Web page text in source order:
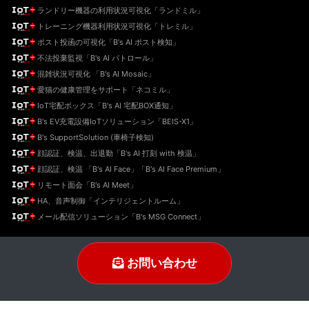
お問い合わせ
ランドリー機器の利用状況可視化「ランドミル」
トレーニング機器利用状況可視化「トレミル」
ポスト投函の可視化「B's AI ポスト検知」
不法投棄監視「B's AI パトロール」
混雑状況可視化 「B's AI Mosaic」
愛猫の健康管理をサポート「ネコミル」
IoT宅配ボックス「B's AI 宅配BOX通知」
B's EV充電設備IoTソリューション「BEIS-X1」
B's SupportSolution (車椅子検知)
顔認証、検温、出退勤「B's AI 打刻 with 検温」
顔認証、検温 「B's AI Face」「B's AI Face Premium」
リモート面会「B's AI Meet」
HA、音声制御「インテリジェントルーム」
メール配信ソリューション「B's MSG Connect」
Twitter YouTube insta FB